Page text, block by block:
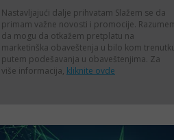
Nastavljajući dalje prihvatam Slažem se da
primam važne novosti i promocije.
da mogu da otkažem pretplatu na
marketinška obaveštenja u bilo kom
putem podešavanja u obaveštenjima. Za
više informacija, kliknite ovde